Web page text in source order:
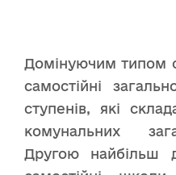
Домінуючим типом
самостійні
ступенів, які
комунальних
Другою найбільш